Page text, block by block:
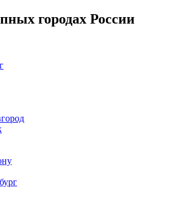
городах России